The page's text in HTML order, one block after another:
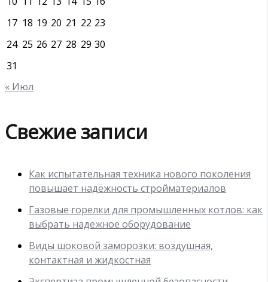
17 18 19 20 21 22 23
24 25 26 27 28 29 30
31
« Июл
Свежие записи
Как испытательная техника нового поколения
повышает надёжность стройматериалов
Газовые горелки для промышленных котлов: как
выбрать надежное оборудование
Виды шоковой заморозки: воздушная,
контактная и жидкостная